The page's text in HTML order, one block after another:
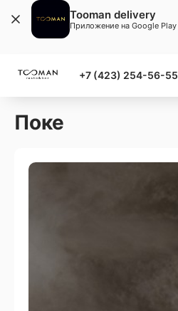
+7 (423) 254-56-55
Поке
Tooman delivery
Приложение на Google Play